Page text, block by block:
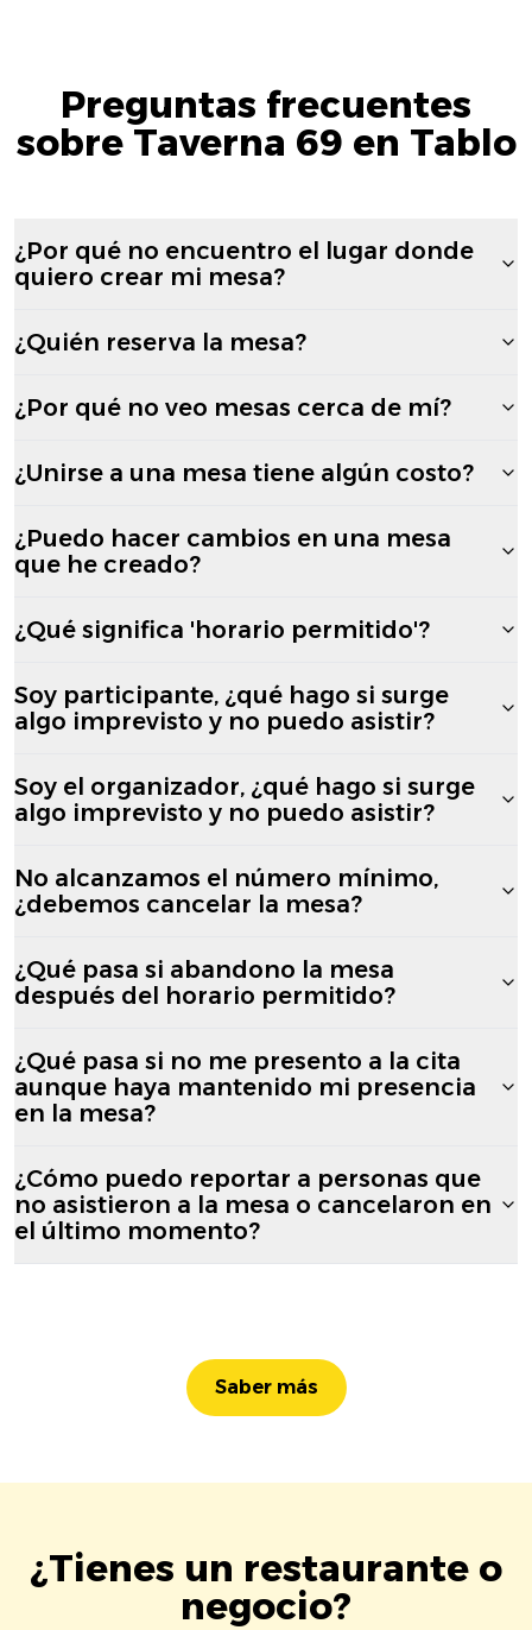
Preguntas frecuentes
sobre Taverna 69 en Tablo
¿Por qué no encuentro el lugar donde
quiero crear mi mesa?
¿Quién reserva la mesa?
¿Por qué no veo mesas cerca de mí?
¿Unirse a una mesa tiene algún costo?
¿Puedo hacer cambios en una mesa
que he creado?
¿Qué significa 'horario permitido'?
Soy participante, ¿qué hago si surge
algo imprevisto y no puedo asistir?
Soy el organizador, ¿qué hago si surge
algo imprevisto y no puedo asistir?
No alcanzamos el número mínimo,
¿debemos cancelar la mesa?
¿Qué pasa si abandono la mesa
después del horario permitido?
¿Qué pasa si no me presento a la cita
aunque haya mantenido mi presencia
en la mesa?
¿Cómo puedo reportar a personas que
no asistieron a la mesa o cancelaron en
el último momento?
Saber más
¿Tienes un restaurante o
negocio?